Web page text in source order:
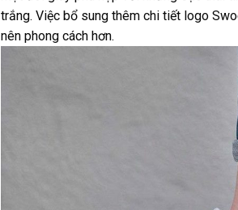
trắng. Việc bổ sung thêm chi tiết logo
nên phong cách hơn.